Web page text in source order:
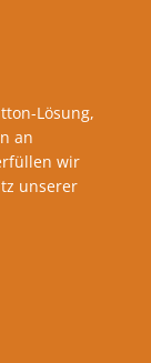
Lösung,
an
wir
unserer